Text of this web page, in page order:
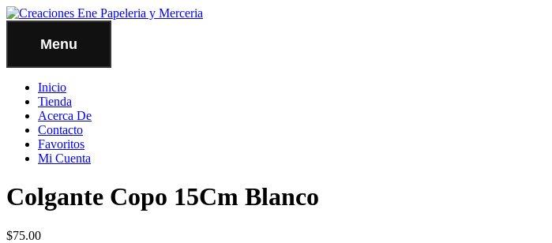
Menu
Inicio
Tienda
Acerca De
Contacto
Favoritos
Mi Cuenta
Colgante Copo 15Cm Blanco
$75.00